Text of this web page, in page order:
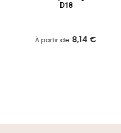
D18
À partir de 8,14 €